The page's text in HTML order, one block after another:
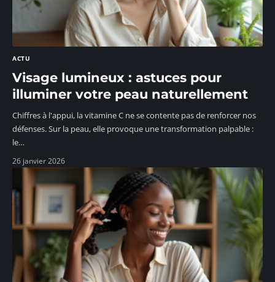
ACTU
Visage lumineux : astuces pour
illuminer votre peau naturellement
Chiffres à l'appui, la vitamine C ne se contente pas de renforcer nos
défenses. Sur la peau, elle provoque une transformation palpable :
le…
26 janvier 2026